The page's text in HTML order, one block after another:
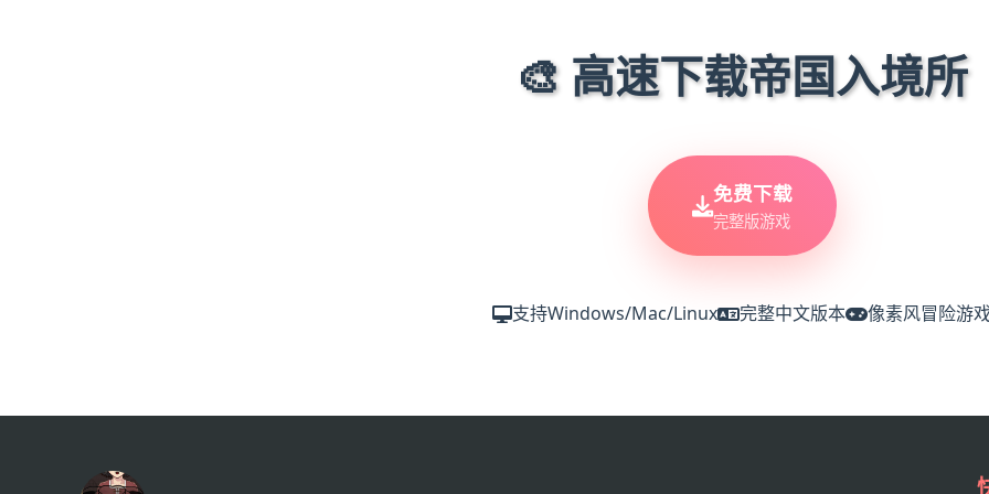
🎨 高速下载帝国入境所
免费下载
完整版游戏
支持Windows/Mac/Linux 完整中文版本 像素风冒险游